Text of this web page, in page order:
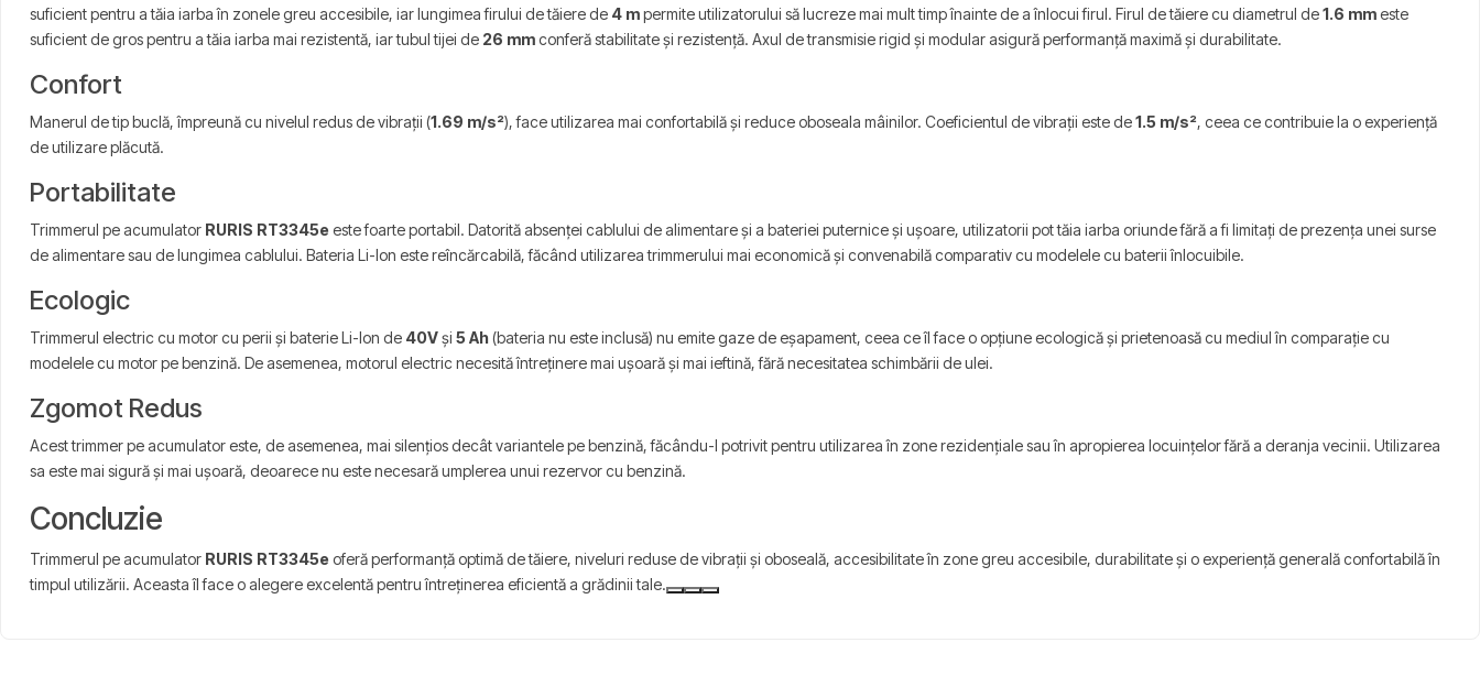
suficient pentru a tăia iarba în zonele greu accesibile, iar lungimea firului de tăiere de 4 mpermite utilizatorului să lucreze mai mult timp înainte de a înlocui firul. Firul de tăiere cu diametrul de1.6 mm este
suficient de gros pentru a tăia iarba mai rezistentă, iar tubul tijei de 26 mmconferă stabilitate și rezistență. Axul de transmisie rigid și modular asigură performanță maximă și durabilitate.
Confort
Manerul de tip buclă, împreună cu nivelul redus de vibrații (1.69 m/s²), face utilizarea mai confortabilă și reduce oboseala mâinilor. Coeficientul de vibrații este de1.5 m/s², ceea ce contribuie la o experiență
de utilizare plăcută.
Portabilitate
Trimmerul pe acumulator RURIS RT3345e este foarte portabil. Datorită absenței cablului de alimentare și a bateriei puternice și ușoare, utilizatorii pot tăia iarba oriunde fără a fi limitați de prezența unei surse
de alimentare sau de lungimea cablului. Bateria Li-Ion este reîncărcabilă, făcând utilizarea trimmerului mai economică și convenabilă comparativ cu modelele cu baterii înlocuibile.
Ecologic
Trimmerul electric cu motor cu perii și baterie Li-Ion de 40Vși 5 Ah(bateria nu este inclusă) nu emite gaze de eșapament, ceea ce îl face o opțiune ecologică și prietenoasă cu mediul în comparație cu
modelele cu motor pe benzină. De asemenea, motorul electric necesită întreținere mai ușoară și mai ieftină, fără necesitatea schimbării de ulei.
Zgomot Redus
Acest trimmer pe acumulator este, de asemenea, mai silențios decât variantele pe benzină, făcându-l potrivit pentru utilizarea în zone rezidențiale sau în apropierea locuințelor fără a deranja vecinii. Utilizarea
sa este mai sigură și mai ușoară, deoarece nu este necesară umplerea unui rezervor cu benzină.
Concluzie
Trimmerul pe acumulator RURIS RT3345e oferă performanță optimă de tăiere, niveluri reduse de vibrații și oboseală, accesibilitate în zone greu accesibile, durabilitate și o experiență generală confortabilă în
timpul utilizării. Aceasta îl face o alegere excelentă pentru întreținerea eficientă a grădinii tale.